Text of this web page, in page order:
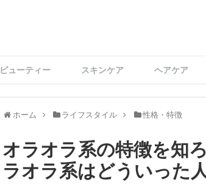
ビューティー スキンケア ヘアケア
ホーム ライフスタイル 性格・特徴
オラオラ系の特徴を知
ラオラ系はどういった